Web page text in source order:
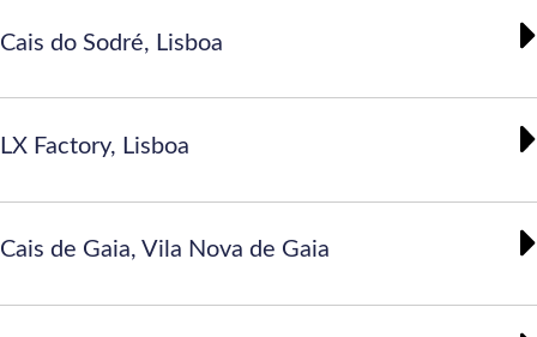
Cais do Sodré, Lisboa
LX Factory, Lisboa
Cais de Gaia, Vila Nova de Gaia